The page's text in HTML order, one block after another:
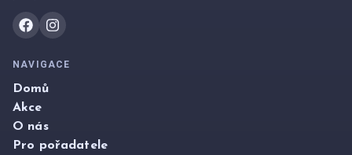
NAVIGACE
Domů
Akce
O nás
Pro pořadatele